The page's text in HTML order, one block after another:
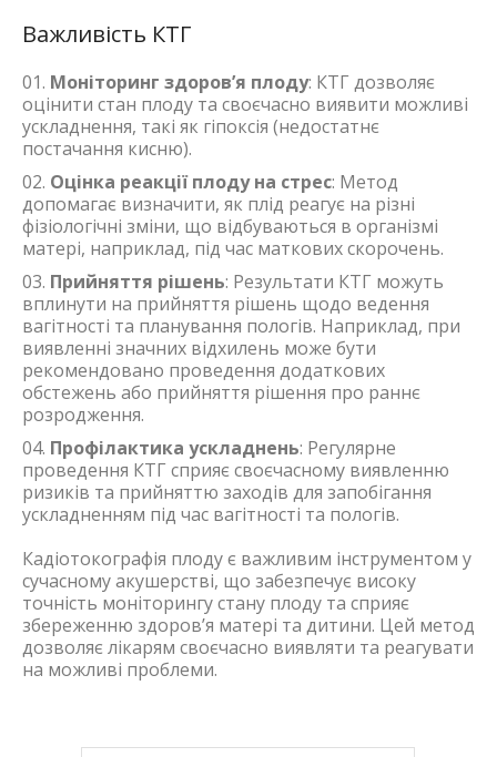
Важливість КТГ
Моніторинг здоров’я плоду: КТГ дозволяє
оцінити стан плоду та своєчасно виявити можливі
ускладнення, такі як гіпоксія (недостатнє
постачання кисню).
Оцінка реакції плоду на стрес: Метод
допомагає визначити, як плід реагує на різні
фізіологічні зміни, що відбуваються в організмі
матері, наприклад, під час маткових скорочень.
Прийняття рішень: Результати КТГ можуть
вплинути на прийняття рішень щодо ведення
вагітності та планування пологів. Наприклад, при
виявленні значних відхилень може бути
рекомендовано проведення додаткових
обстежень або прийняття рішення про раннє
розродження.
Профілактика ускладнень: Регулярне
проведення КТГ сприяє своєчасному виявленню
ризиків та прийняттю заходів для запобігання
ускладненням під час вагітності та пологів.
Кадіотокографія плоду є важливим інструментом у
сучасному акушерстві, що забезпечує високу
точність моніторингу стану плоду та сприяє
збереженню здоров’я матері та дитини. Цей метод
дозволяє лікарям своєчасно виявляти та реагувати
на можливі проблеми.